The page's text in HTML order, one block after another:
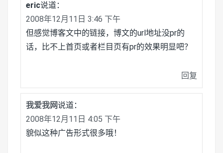
eric说道：
2008年12月11日 3:46 下午
但感觉博客文中的链接，博文的url地址没pr的
话，比不上首页或者栏目页有pr的效果明显吧？
回复
我爱我网说道：
2008年12月11日 4:05 下午
貌似这种广告形式很多哦！